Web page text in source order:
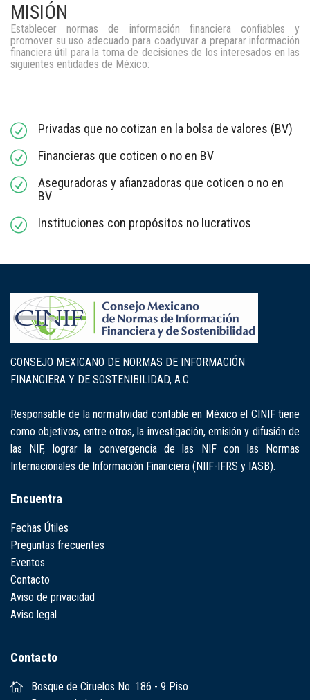
MISIÓN
Establecer normas de información financiera confiables y
promover su uso adecuado para coadyuvar a preparar información
financiera útil para la toma de decisiones de los interesados en las
siguientes entidades de México:
Privadas que no cotizan en la bolsa de valores (BV)
Financieras que coticen o no en BV
Aseguradoras y afianzadoras que coticen o no en
BV
Instituciones con propósitos no lucrativos
CONSEJO MEXICANO DE NORMAS DE INFORMACIÓN
FINANCIERA Y DE SOSTENIBILIDAD, A.C.
Responsable de la normatividad contable en México el CINIF tiene
como objetivos, entre otros, la investigación, emisión y difusión de
las NIF, lograr la convergencia de las NIF con las Normas
Internacionales de Información Financiera (NIIF-IFRS y IASB).
Encuentra
Fechas Útiles
Preguntas frecuentes
Eventos
Contacto
Aviso de privacidad
Aviso legal
Contacto
Bosque de Ciruelos No. 186 - 9 Piso